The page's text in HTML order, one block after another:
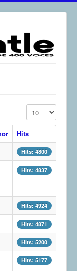
de la
Display #
Hits
Hits: 4800
Hits: 4837
Hits: 4924
Hits: 4871
Hits: 5200
Hits: 5177